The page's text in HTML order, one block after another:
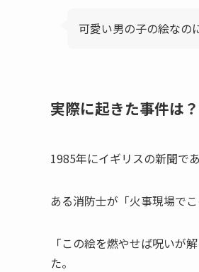
可愛い男の子の絵な
実際に起きた事件は？
1985年にイギリスの新聞で
ある消防士が「火事現場で
「この絵を燃やせば呪いが
た。